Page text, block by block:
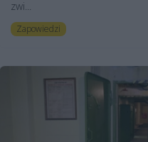
zwi...
Zapowiedzi